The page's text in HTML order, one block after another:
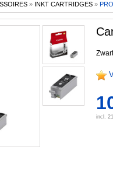
» INKT CARTRIDGES »
incl.